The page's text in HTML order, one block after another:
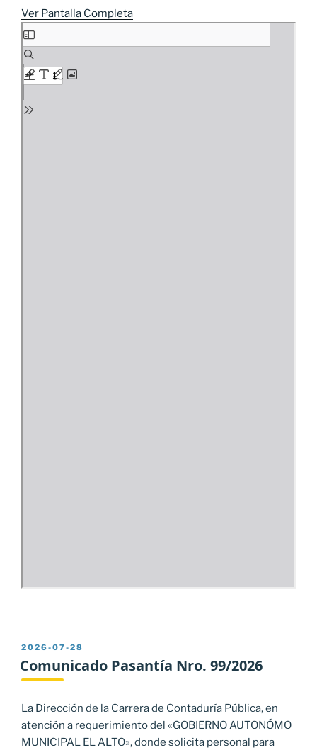
Ver Pantalla Completa
Saltar
al
contenido
del
PDF
PUBLICADO
EL
2026-07-28
Comunicado Pasantía Nro. 99/2026
La Dirección de la Carrera de Contaduría Pública, en
atención a requerimiento del «GOBIERNO AUTONÓMO
MUNICIPAL EL ALTO», donde solicita personal para